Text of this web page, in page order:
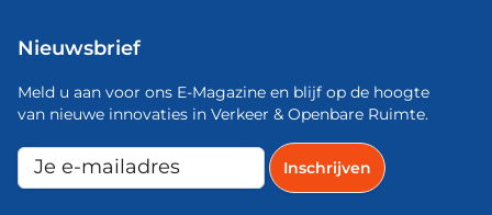
Nieuwsbrief
Meld u aan voor ons E-Magazine en blijf op de hoogte
van nieuwe innovaties in Verkeer & Openbare Ruimte.